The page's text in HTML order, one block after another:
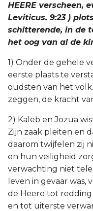
HEERE verscheen,
Leviticus. 9:23 )
schitterende, in de
het oog van al de
1) Onder de gehele
eerste plaats te
oudsten van het
zeggen, de kracht
2) Kaleb en Jozua
Zijn zaak pleiten en
daarom twijfelen zij
en hun veiligheid
verwachting niet
leven in gevaar was,
de Heere tot
en tot uiterste